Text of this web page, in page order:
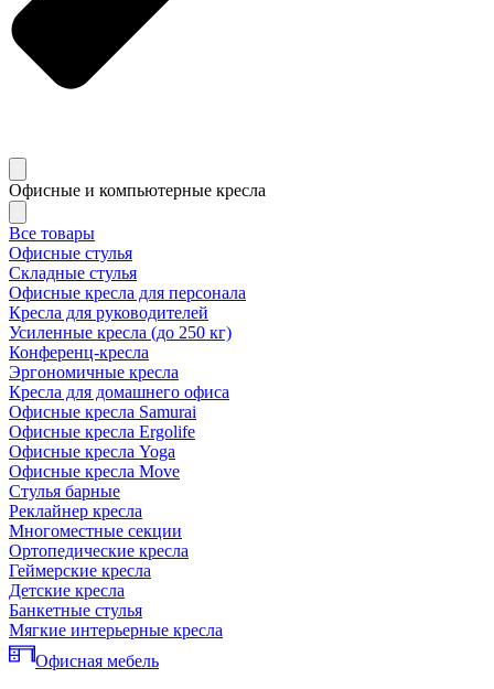
Офисные и компьютерные кресла
Все товары
Офисные стулья
Складные стулья
Офисные кресла для персонала
Кресла для руководителей
Усиленные кресла (до 250 кг)
Конференц-кресла
Эргономичные кресла
Кресла для домашнего офиса
Офисные кресла Samurai
Офисные кресла Ergolife
Офисные кресла Yoga
Офисные кресла Move
Стулья барные
Реклайнер кресла
Многоместные секции
Ортопедические кресла
Геймерские кресла
Детские кресла
Банкетные стулья
Мягкие интерьерные кресла
Офисная мебель